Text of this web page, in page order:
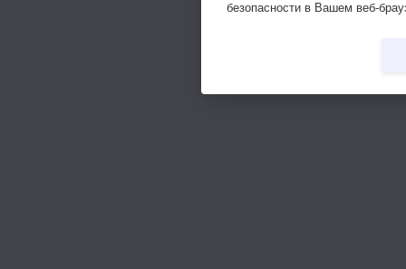
безопасности в Вашем веб-